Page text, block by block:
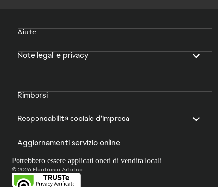
Aiuto
Note legali e privacy
Rimborsi
Responsabilità sociale d'impresa
Aggiornamenti servizio online
Potrebbero essere applicati oneri di vendita locali
© 2026 Electronic Arts Inc.